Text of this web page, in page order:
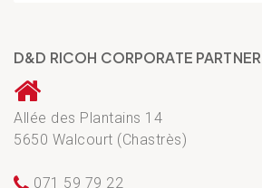
D&D RICOH CORPORATE PARTNER
Allée des Plantains 14
5650 Walcourt (Chastrès)
071 59 79 22